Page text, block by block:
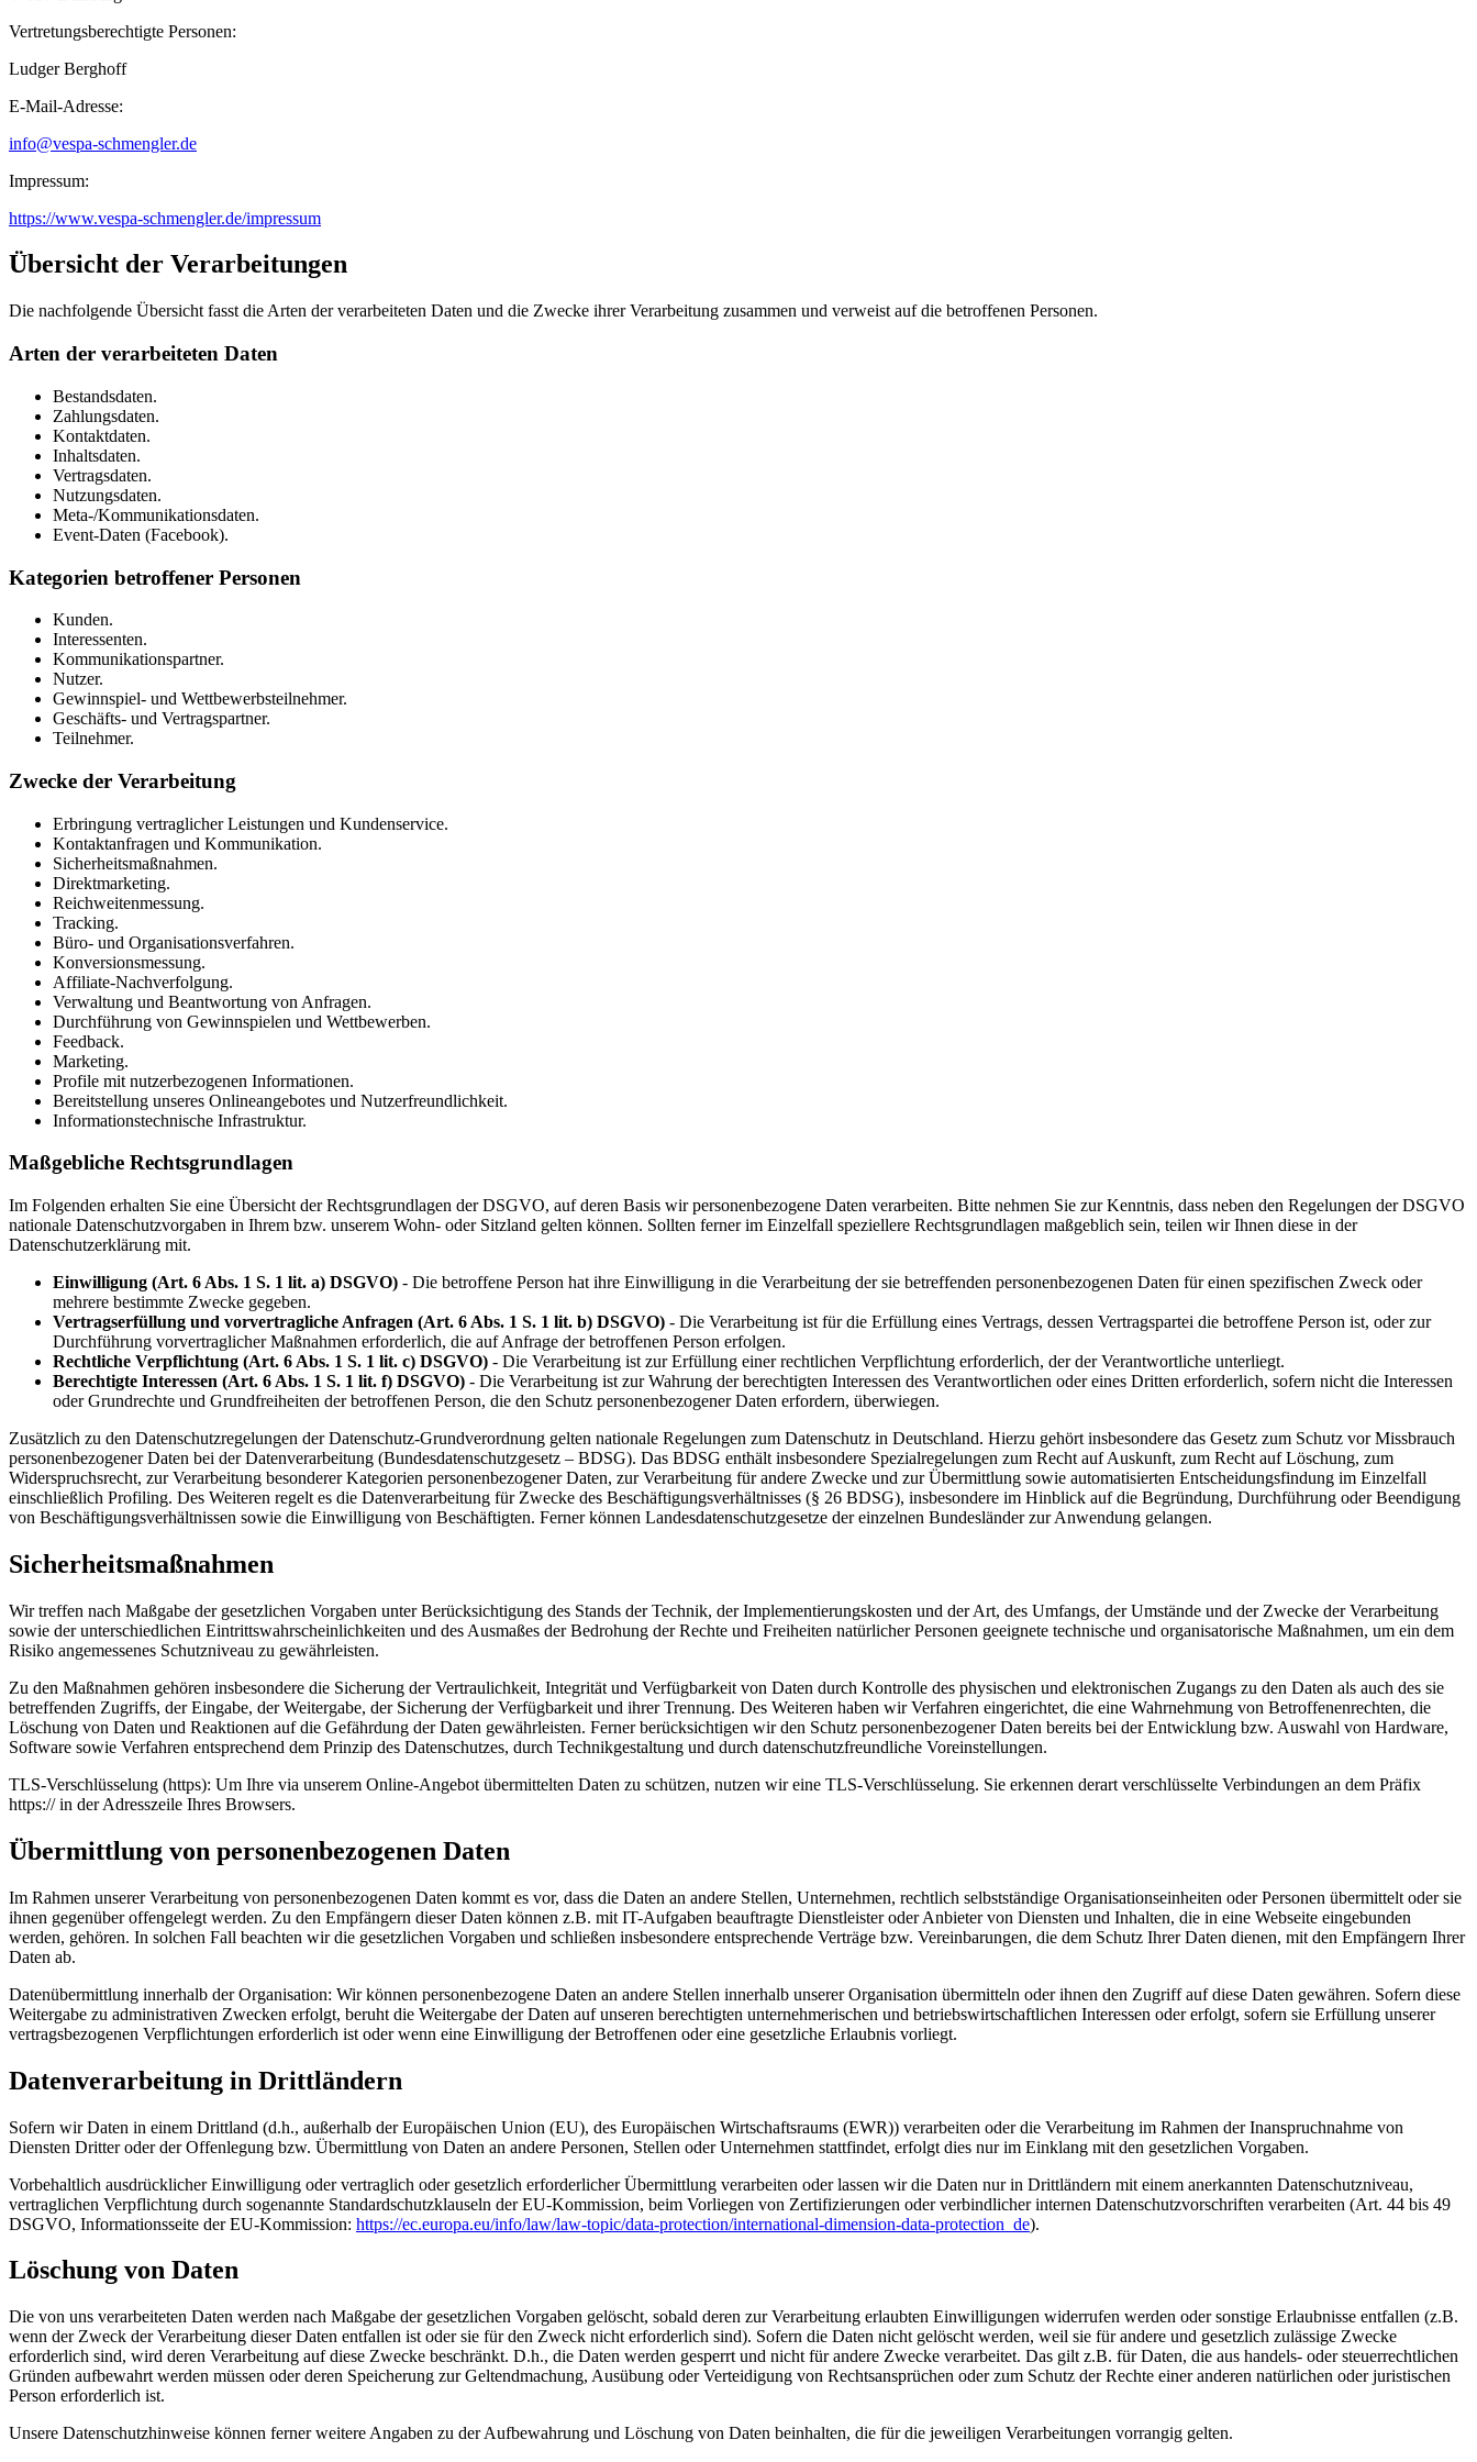
Vertretungsberechtigte Personen:
Ludger Berghoff
E-Mail-Adresse:
info@vespa-schmengler.de
Impressum:
https://www.vespa-schmengler.de/impressum
Übersicht der Verarbeitungen
Die nachfolgende Übersicht fasst die Arten der verarbeiteten Daten und die Zwecke ihrer Verarbeitung zusammen und verweist auf die betroffenen Personen.
Arten der verarbeiteten Daten
Bestandsdaten.
Zahlungsdaten.
Kontaktdaten.
Inhaltsdaten.
Vertragsdaten.
Nutzungsdaten.
Meta-/Kommunikationsdaten.
Event-Daten (Facebook).
Kategorien betroffener Personen
Kunden.
Interessenten.
Kommunikationspartner.
Nutzer.
Gewinnspiel- und Wettbewerbsteilnehmer.
Geschäfts- und Vertragspartner.
Teilnehmer.
Zwecke der Verarbeitung
Erbringung vertraglicher Leistungen und Kundenservice.
Kontaktanfragen und Kommunikation.
Sicherheitsmaßnahmen.
Direktmarketing.
Reichweitenmessung.
Tracking.
Büro- und Organisationsverfahren.
Konversionsmessung.
Affiliate-Nachverfolgung.
Verwaltung und Beantwortung von Anfragen.
Durchführung von Gewinnspielen und Wettbewerben.
Feedback.
Marketing.
Profile mit nutzerbezogenen Informationen.
Bereitstellung unseres Onlineangebotes und Nutzerfreundlichkeit.
Informationstechnische Infrastruktur.
Maßgebliche Rechtsgrundlagen
Im Folgenden erhalten Sie eine Übersicht der Rechtsgrundlagen der DSGVO, auf deren Basis wir personenbezogene Daten verarbeiten. Bitte nehmen Sie zur Kenntnis, dass neben den Regelungen der DSGVO
nationale Datenschutzvorgaben in Ihrem bzw. unserem Wohn- oder Sitzland gelten können. Sollten ferner im Einzelfall speziellere Rechtsgrundlagen maßgeblich sein, teilen wir Ihnen diese in der
Datenschutzerklärung mit.
Einwilligung (Art. 6 Abs. 1 S. 1 lit. a) DSGVO) - Die betroffene Person hat ihre Einwilligung in die Verarbeitung der sie betreffenden personenbezogenen Daten für einen spezifischen Zweck oder
mehrere bestimmte Zwecke gegeben.
Vertragserfüllung und vorvertragliche Anfragen (Art. 6 Abs. 1 S. 1 lit. b) DSGVO) - Die Verarbeitung ist für die Erfüllung eines Vertrags, dessen Vertragspartei die betroffene Person ist, oder zur
Durchführung vorvertraglicher Maßnahmen erforderlich, die auf Anfrage der betroffenen Person erfolgen.
Rechtliche Verpflichtung (Art. 6 Abs. 1 S. 1 lit. c) DSGVO) - Die Verarbeitung ist zur Erfüllung einer rechtlichen Verpflichtung erforderlich, der der Verantwortliche unterliegt.
Berechtigte Interessen (Art. 6 Abs. 1 S. 1 lit. f) DSGVO) - Die Verarbeitung ist zur Wahrung der berechtigten Interessen des Verantwortlichen oder eines Dritten erforderlich, sofern nicht die Interessen
oder Grundrechte und Grundfreiheiten der betroffenen Person, die den Schutz personenbezogener Daten erfordern, überwiegen.
Zusätzlich zu den Datenschutzregelungen der Datenschutz-Grundverordnung gelten nationale Regelungen zum Datenschutz in Deutschland. Hierzu gehört insbesondere das Gesetz zum Schutz vor Missbrauch
personenbezogener Daten bei der Datenverarbeitung (Bundesdatenschutzgesetz – BDSG). Das BDSG enthält insbesondere Spezialregelungen zum Recht auf Auskunft, zum Recht auf Löschung, zum
Widerspruchsrecht, zur Verarbeitung besonderer Kategorien personenbezogener Daten, zur Verarbeitung für andere Zwecke und zur Übermittlung sowie automatisierten Entscheidungsfindung im Einzelfall
einschließlich Profiling. Des Weiteren regelt es die Datenverarbeitung für Zwecke des Beschäftigungsverhältnisses (§ 26 BDSG), insbesondere im Hinblick auf die Begründung, Durchführung oder Beendigung
von Beschäftigungsverhältnissen sowie die Einwilligung von Beschäftigten. Ferner können Landesdatenschutzgesetze der einzelnen Bundesländer zur Anwendung gelangen.
Sicherheitsmaßnahmen
Wir treffen nach Maßgabe der gesetzlichen Vorgaben unter Berücksichtigung des Stands der Technik, der Implementierungskosten und der Art, des Umfangs, der Umstände und der Zwecke der Verarbeitung
sowie der unterschiedlichen Eintrittswahrscheinlichkeiten und des Ausmaßes der Bedrohung der Rechte und Freiheiten natürlicher Personen geeignete technische und organisatorische Maßnahmen, um ein dem
Risiko angemessenes Schutzniveau zu gewährleisten.
Zu den Maßnahmen gehören insbesondere die Sicherung der Vertraulichkeit, Integrität und Verfügbarkeit von Daten durch Kontrolle des physischen und elektronischen Zugangs zu den Daten als auch des sie
betreffenden Zugriffs, der Eingabe, der Weitergabe, der Sicherung der Verfügbarkeit und ihrer Trennung. Des Weiteren haben wir Verfahren eingerichtet, die eine Wahrnehmung von Betroffenenrechten, die
Löschung von Daten und Reaktionen auf die Gefährdung der Daten gewährleisten. Ferner berücksichtigen wir den Schutz personenbezogener Daten bereits bei der Entwicklung bzw. Auswahl von Hardware,
Software sowie Verfahren entsprechend dem Prinzip des Datenschutzes, durch Technikgestaltung und durch datenschutzfreundliche Voreinstellungen.
TLS-Verschlüsselung (https): Um Ihre via unserem Online-Angebot übermittelten Daten zu schützen, nutzen wir eine TLS-Verschlüsselung. Sie erkennen derart verschlüsselte Verbindungen an dem Präfix
https:// in der Adresszeile Ihres Browsers.
Übermittlung von personenbezogenen Daten
Im Rahmen unserer Verarbeitung von personenbezogenen Daten kommt es vor, dass die Daten an andere Stellen, Unternehmen, rechtlich selbstständige Organisationseinheiten oder Personen übermittelt oder sie
ihnen gegenüber offengelegt werden. Zu den Empfängern dieser Daten können z.B. mit IT-Aufgaben beauftragte Dienstleister oder Anbieter von Diensten und Inhalten, die in eine Webseite eingebunden
werden, gehören. In solchen Fall beachten wir die gesetzlichen Vorgaben und schließen insbesondere entsprechende Verträge bzw. Vereinbarungen, die dem Schutz Ihrer Daten dienen, mit den Empfängern Ihrer
Daten ab.
Datenübermittlung innerhalb der Organisation: Wir können personenbezogene Daten an andere Stellen innerhalb unserer Organisation übermitteln oder ihnen den Zugriff auf diese Daten gewähren. Sofern diese
Weitergabe zu administrativen Zwecken erfolgt, beruht die Weitergabe der Daten auf unseren berechtigten unternehmerischen und betriebswirtschaftlichen Interessen oder erfolgt, sofern sie Erfüllung unserer
vertragsbezogenen Verpflichtungen erforderlich ist oder wenn eine Einwilligung der Betroffenen oder eine gesetzliche Erlaubnis vorliegt.
Datenverarbeitung in Drittländern
Sofern wir Daten in einem Drittland (d.h., außerhalb der Europäischen Union (EU), des Europäischen Wirtschaftsraums (EWR)) verarbeiten oder die Verarbeitung im Rahmen der Inanspruchnahme von
Diensten Dritter oder der Offenlegung bzw. Übermittlung von Daten an andere Personen, Stellen oder Unternehmen stattfindet, erfolgt dies nur im Einklang mit den gesetzlichen Vorgaben.
Vorbehaltlich ausdrücklicher Einwilligung oder vertraglich oder gesetzlich erforderlicher Übermittlung verarbeiten oder lassen wir die Daten nur in Drittländern mit einem anerkannten Datenschutzniveau,
vertraglichen Verpflichtung durch sogenannte Standardschutzklauseln der EU-Kommission, beim Vorliegen von Zertifizierungen oder verbindlicher internen Datenschutzvorschriften verarbeiten (Art. 44 bis 49
DSGVO, Informationsseite der EU-Kommission: https://ec.europa.eu/info/law/law-topic/data-protection/international-dimension-data-protection_de).
Löschung von Daten
Die von uns verarbeiteten Daten werden nach Maßgabe der gesetzlichen Vorgaben gelöscht, sobald deren zur Verarbeitung erlaubten Einwilligungen widerrufen werden oder sonstige Erlaubnisse entfallen (z.B.
wenn der Zweck der Verarbeitung dieser Daten entfallen ist oder sie für den Zweck nicht erforderlich sind). Sofern die Daten nicht gelöscht werden, weil sie für andere und gesetzlich zulässige Zwecke
erforderlich sind, wird deren Verarbeitung auf diese Zwecke beschränkt. D.h., die Daten werden gesperrt und nicht für andere Zwecke verarbeitet. Das gilt z.B. für Daten, die aus handels- oder steuerrechtlichen
Gründen aufbewahrt werden müssen oder deren Speicherung zur Geltendmachung, Ausübung oder Verteidigung von Rechtsansprüchen oder zum Schutz der Rechte einer anderen natürlichen oder juristischen
Person erforderlich ist.
Unsere Datenschutzhinweise können ferner weitere Angaben zu der Aufbewahrung und Löschung von Daten beinhalten, die für die jeweiligen Verarbeitungen vorrangig gelten.